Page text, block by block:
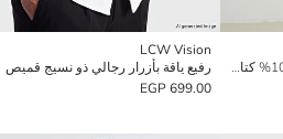
قميص رجالي مخطط بأكمام طويلة 100% كتان بتصميم عادي
LCW Vision
رفيع ياقة بأزرار رجالي ذو نسيج قميص
699.00 EGP